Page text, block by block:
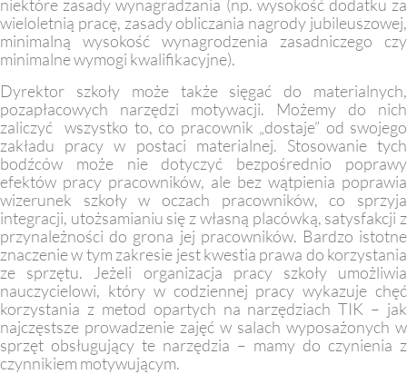
niektóre zasady wynagradzania (np. wysokość dodatku za
wieloletnią pracę, zasady obliczania nagrody jubileuszowej,
minimalną wysokość wynagrodzenia zasadniczego czy
minimalne wymogi kwalifikacyjne).
Dyrektor szkoły może także sięgać do materialnych,
pozapłacowych narzędzi motywacji. Możemy do nich
zaliczyć wszystko to, co pracownik „dostaje” od swojego
zakładu pracy w postaci materialnej. Stosowanie tych
bodźców może nie dotyczyć bezpośrednio poprawy
efektów pracy pracowników, ale bez wątpienia poprawia
wizerunek szkoły w oczach pracowników, co sprzyja
integracji, utożsamianiu się z własną placówką, satysfakcji z
przynależności do grona jej pracowników. Bardzo istotne
znaczenie w tym zakresie jest kwestia prawa do korzystania
ze sprzętu. Jeżeli organizacja pracy szkoły umożliwia
nauczycielowi, który w codziennej pracy wykazuje chęć
korzystania z metod opartych na narzędziach TIK – jak
najczęstsze prowadzenie zajęć w salach wyposażonych w
sprzęt obsługujący te narzędzia – mamy do czynienia z
czynnikiem motywującym.